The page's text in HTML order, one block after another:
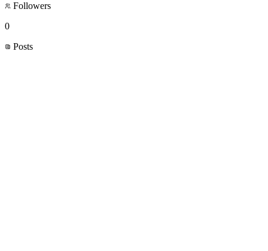
Followers
0
Posts